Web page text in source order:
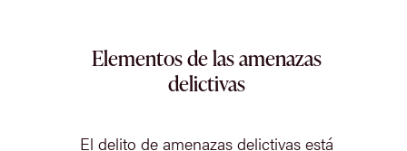
Elementos de las amenazas
delictivas
El delito de amenazas delictivas está